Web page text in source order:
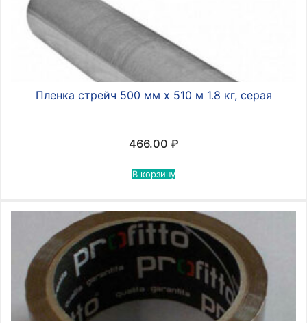
Пленка стрейч 500 мм х 510 м 1.8 кг, серая
466.00 ₽
В корзину